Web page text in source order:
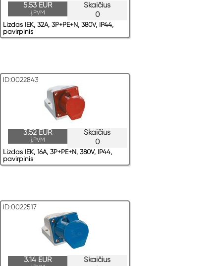
Skaičius
0
5.53 EUR
į.PVM
Lizdas IEK, 32A, 3P+PE+N, 380V, IP44,
pavirрinis
ID:0022843
Skaičius
0
3.52 EUR
į.PVM
Lizdas IEK, 16A, 3P+PE+N, 380V, IP44,
pavirрinis
ID:0022517
Skaičius
3.14 EUR